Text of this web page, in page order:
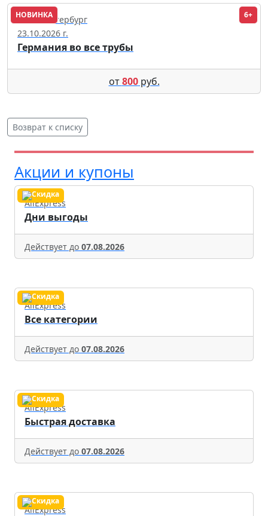
НОВИНКА 6+
Санкт-Петербург
23.10.2026 г.
Германия во все трубы
от800руб.
Возврат к списку
Акции и купоны
AliExpress
Дни выгоды
Действует до 07.08.2026
AliExpress
Все категории
Действует до 07.08.2026
AliExpress
Быстрая доставка
Действует до 07.08.2026
AliExpress